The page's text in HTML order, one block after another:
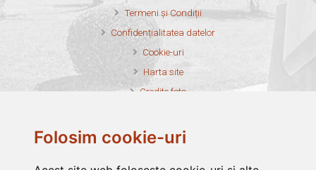
Folosim cookie-uri
Termeni și Condiții
Confidențialitatea datelor
Cookie-uri
Harta site
Credite foto